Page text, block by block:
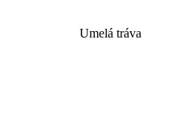
Umelá tráva